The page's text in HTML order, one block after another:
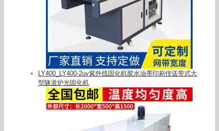
LY400_LY400-2uv紫外线固化机胶水油墨印刷传送带式大
型隧道炉光固化机